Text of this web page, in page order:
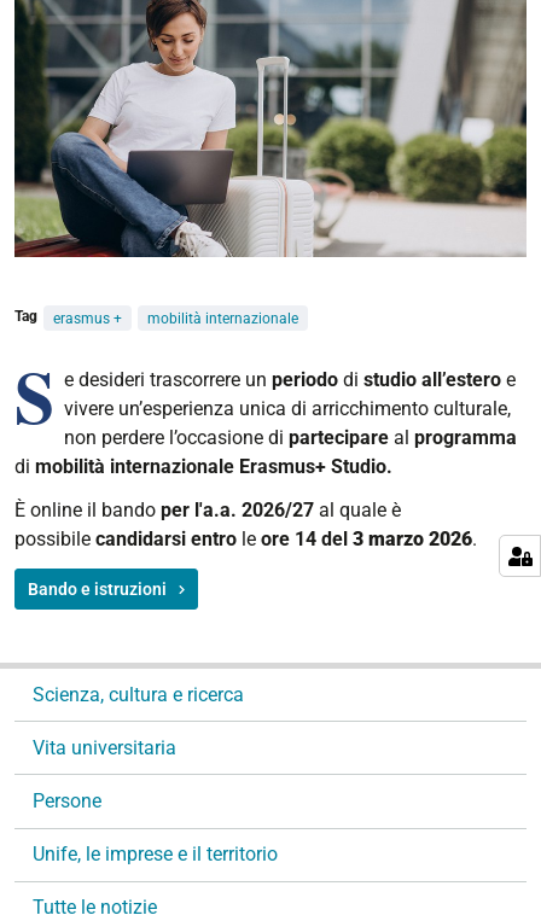
Tag erasmus + mobilità internazionale
S e desideri trascorrere un periodo di studio all’estero e
vivere un’esperienza unica di arricchimento culturale,
non perdere l’occasione di partecipare al programma
di mobilità internazionale Erasmus+ Studio.
È online il bando per l'a.a. 2026/27 al quale è
possibile candidarsi entro le ore 14 del 3 marzo 2026.
Bando e istruzioni
i
a
i
Scienza, cultura e ricerca
Vita universitaria
Persone
Unife, le imprese e il territorio
Tutte le notizie